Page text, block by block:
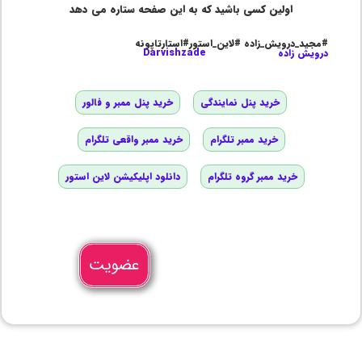
اولین کسی باشید که به این صفحه ستاره می دهد
#مجید_درویش_زاده #لاین_استور#استارتاپونه
درویش زاده Darvishzade
خرید پنل نمایندگی خرید پنل ممبر و فالور
خرید ممبر تلگرام خرید ممبر واقعی تلگرام
خرید ممبر گروه تلگرام دانلود اپلیکیشن لاین استور
عضویت